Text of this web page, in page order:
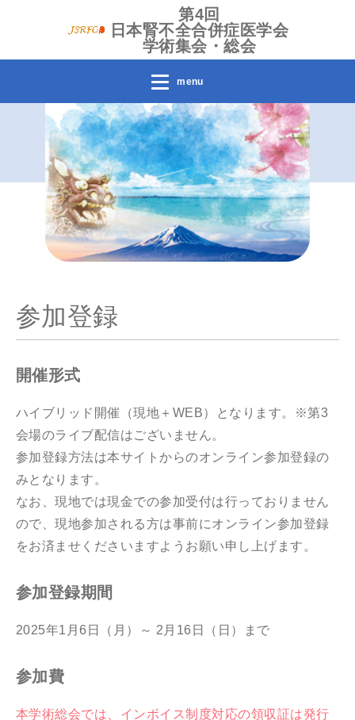
第4回
日本腎不全合併症医学会
学術集会・総会
menu
参加登録
開催形式
ハイブリッド開催（現地＋WEB）となります。※第3
会場のライブ配信はございません。
参加登録方法は本サイトからのオンライン参加登録の
みとなります。
なお、現地では現金での参加受付は行っておりません
ので、現地参加される方は事前にオンライン参加登録
をお済ませくださいますようお願い申し上げます。
参加登録期間
2025年1月6日（月）～ 2月16日（日）まで
参加費
本学術総会では、インボイス制度対応の領収証は発行